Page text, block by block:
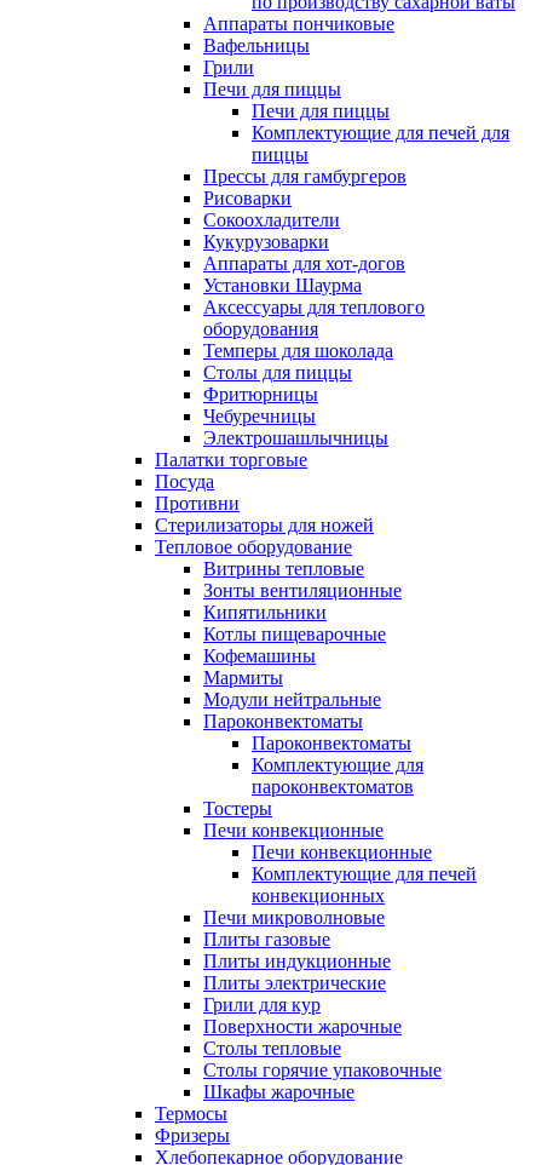
Аппараты пончиковые
Вафельницы
Грили
Печи для пиццы
Печи для пиццы
Комплектующие для печей для
пиццы
Прессы для гамбургеров
Рисоварки
Сокоохладители
Кукурузоварки
Аппараты для хот-догов
Установки Шаурма
Аксессуары для теплового
оборудования
Темперы для шоколада
Столы для пиццы
Фритюрницы
Чебуречницы
Электрошашлычницы
Палатки торговые
Посуда
Противни
Стерилизаторы для ножей
Тепловое оборудование
Витрины тепловые
Зонты вентиляционные
Кипятильники
Котлы пищеварочные
Кофемашины
Мармиты
Модули нейтральные
Пароконвектоматы
Пароконвектоматы
Комплектующие для
пароконвектоматов
Тостеры
Печи конвекционные
Печи конвекционные
Комплектующие для печей
конвекционных
Печи микроволновые
Плиты газовые
Плиты индукционные
Плиты электрические
Грили для кур
Поверхности жарочные
Столы тепловые
Столы горячие упаковочные
Шкафы жарочные
Термосы
Фризеры
Хлебопекарное оборудование